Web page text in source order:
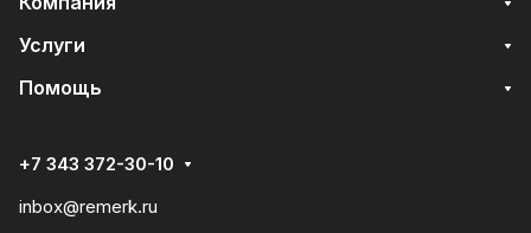
Услуги
Помощь
+7 343 372-30-10
inbox@remerk.ru